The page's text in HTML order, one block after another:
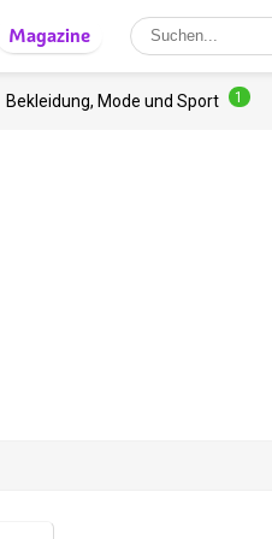
Magazine
Bekleidung, Mode und Sport 1